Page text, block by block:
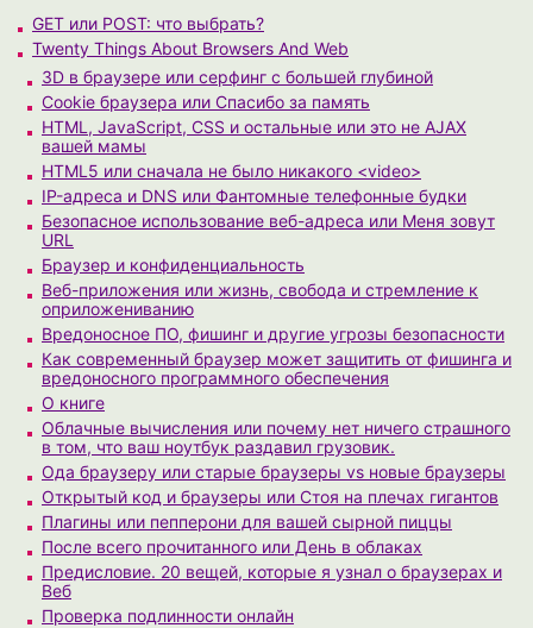
GET или POST: что выбрать?
Twenty Things About Browsers And Web
3D в браузере или серфинг с большей глубиной
Cookie браузера или Спасибо за память
HTML, JavaScript, CSS и остальные или это не AJAX
вашей мамы
HTML5 или сначала не было никакого <video>
IP-адреса и DNS или Фантомные телефонные будки
Безопасное использование веб-адреса или Меня зовут
URL
Браузер и конфиденциальность
Веб-приложения или жизнь, свобода и стремление к
оприложениванию
Вредоносное ПО, фишинг и другие угрозы безопасности
Как современный браузер может защитить от фишинга и
вредоносного программного обеспечения
О книге
Облачные вычисления или почему нет ничего страшного
в том, что ваш ноутбук раздавил грузовик.
Ода браузеру или старые браузеры vs новые браузеры
Открытый код и браузеры или Стоя на плечах гигантов
Плагины или пепперони для вашей сырной пиццы
После всего прочитанного или День в облаках
Предисловие. 20 вещей, которые я узнал о браузерах и
Веб
Проверка подлинности онлайн